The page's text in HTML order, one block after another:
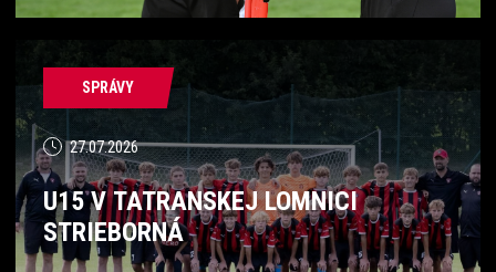
SPRÁVY
27.07.2026
U15 V TATRANSKEJ LOMNICI
STRIEBORNÁ